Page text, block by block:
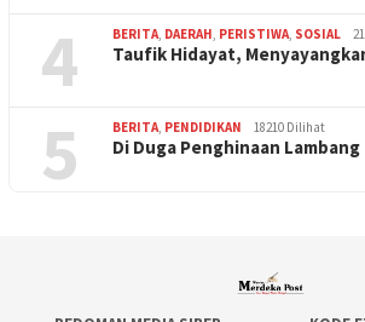
4 BERITA, DAERAH, PERISTIWA, SOSIAL
Taufik Hidayat,
5 BERITA, PENDIDIKAN 18210 Dilihat
Di Duga Penghinaan